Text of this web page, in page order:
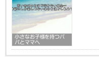
小さなお子様を持つパ
パとママへ